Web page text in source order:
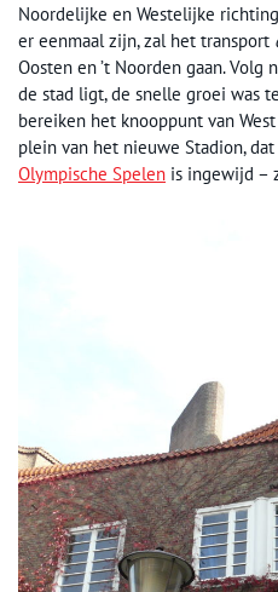
Noordelijke en Westelijke
er eenmaal zijn, zal het transport
Oosten en ’t Noorden gaan.
de stad ligt, de snelle groei was
bereiken het knooppunt van
plein van het nieuwe Stadion,
Olympische Spelen is ingewijd –